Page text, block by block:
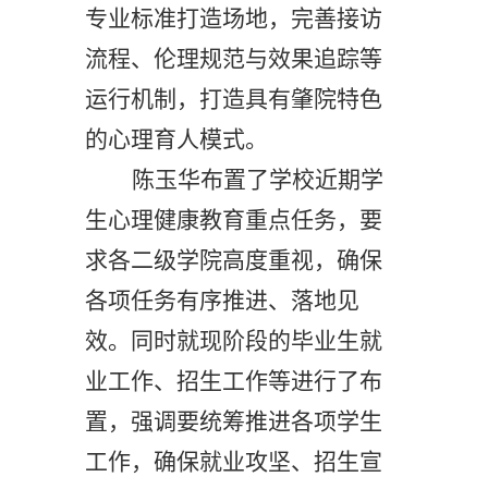
专业标准打造场地，完善接访
流程、伦理规范与效果追踪等
运行机制，打造具有肇院特色
的心理育人模式。
陈玉华布置了学校近期学
生心理健康教育重点任务，要
求各二级学院高度重视，确保
各项任务有序推进、落地见
效。
同时就现阶段的毕业生就
业工作、招生工作等进行了布
置，强调要统筹推进各项学生
工作，确保就业攻坚、招生宣